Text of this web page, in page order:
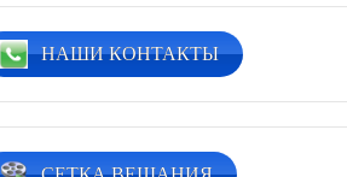
НАШИ КОНТАКТЫ